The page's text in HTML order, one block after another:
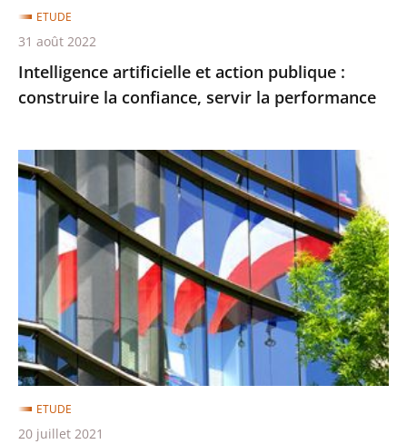
la
performance
Intelligence artificielle et action publique :
construire la confiance, servir la performance
ETUDE
31 août 2022
Les
pouvoirs
d’enquête
l’administration
ETUDE
20 juillet 2021